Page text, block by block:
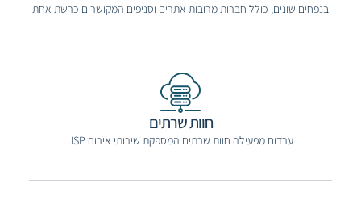
בנפחים שונים, כולל חברות מרובות אתרים וסניפים המקושרים כרשת אחת
חוות שרתים
ערדום מפעילה חוות שרתים המספקת שירותי אירוח ISP.